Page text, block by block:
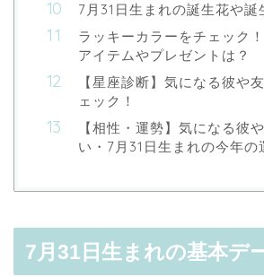
7月31日生まれの誕生花や誕
ラッキーカラーをチェック
アイテムやプレゼントは？
【星座診断】気になる彼や
ェック！
【相性・運勢】気になる彼
い・7月31日生まれの今年の
7月31日生まれの基本デ